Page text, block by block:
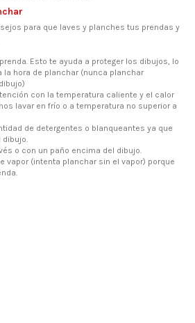
para que laves y planches tus prendas y
Esto te ayuda a proteger los dibujos, lo
la hora de planchar (nunca planchar
con la temperatura caliente y el calor
lavar en frío o a temperatura no superior a
de detergentes o blanqueantes ya que
o con un paño encima del dibujo.
vapor (intenta planchar sin el vapor) porque